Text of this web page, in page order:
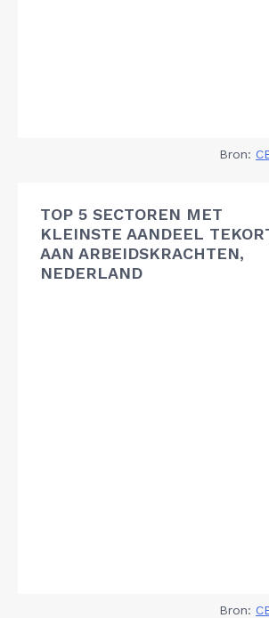
Bron:
TOP 5 SECTOREN MET
KLEINSTE AANDEEL
AAN ARBEIDSKRACHTEN,
NEDERLAND
Bron: